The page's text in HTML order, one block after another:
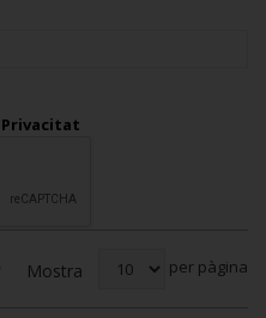
Mostra per pàgina